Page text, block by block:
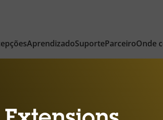
AprendizadoSuporteParceiroOnde